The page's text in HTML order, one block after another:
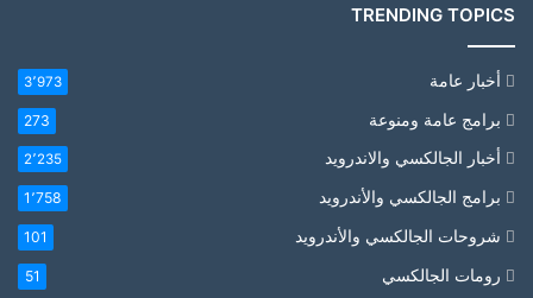
TRENDING TOPICS
أخبار عامة 3٬973
برامج عامة ومنوعة 273
أخبار الجالكسي والاندرويد 2٬235
برامج الجالكسي والأندرويد 1٬758
شروحات الجالكسي والأندرويد 101
رومات الجالكسي 51